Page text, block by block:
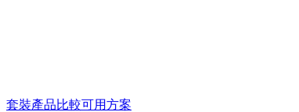
套裝產品比較可用方案